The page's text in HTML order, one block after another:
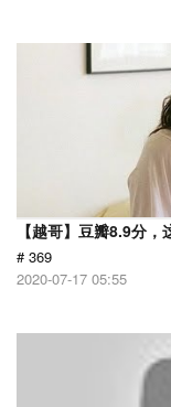
【越哥】豆瓣8.9分
# 369
2020-07-17 05:55